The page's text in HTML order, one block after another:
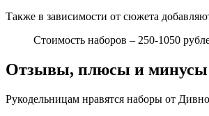
Также в зависимости от сюжета
Стоимость наборов – 250-1050
Отзывы, плюсы и минусы
Рукодельницам нравятся наборы от